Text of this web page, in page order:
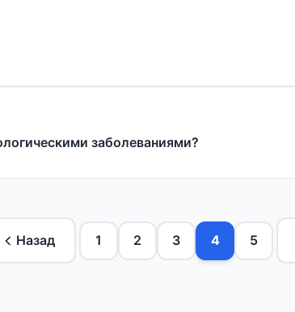
заболеваниями?
Назад 1 2 3 4 5